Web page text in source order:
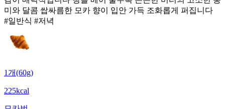
미와 달콤 쌉싸름한 모카 향이 입안 가득 조화롭게 퍼집니다
#일반식 #저녁
1개(60g)
225kcal